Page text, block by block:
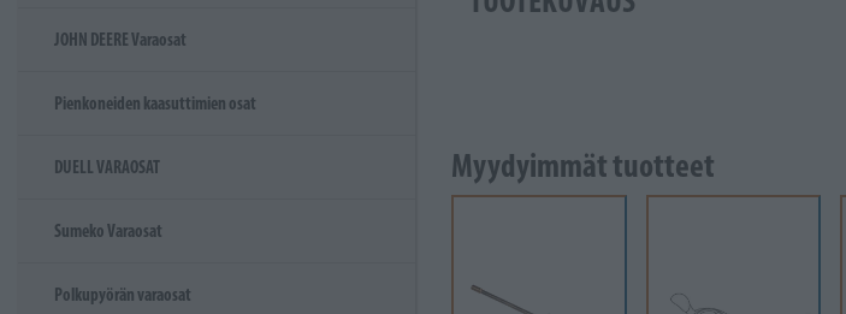
JOHN DEERE Varaosat
Pienkoneiden kaasuttimien osat
DUELL VARAOSAT
Sumeko Varaosat
Polkupyörän varaosat
Myydyimmät tuotteet